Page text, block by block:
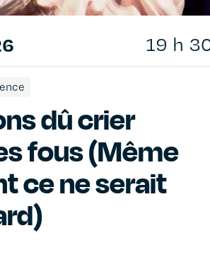
19 h
dû crier
fous (Même
ce ne serait